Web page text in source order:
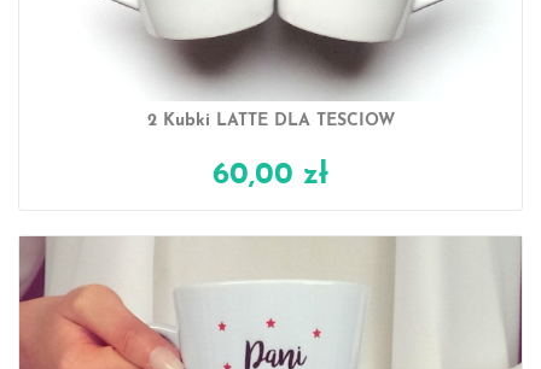
2 Kubki LATTE DLA TEŚCIÓW
60,00 zł